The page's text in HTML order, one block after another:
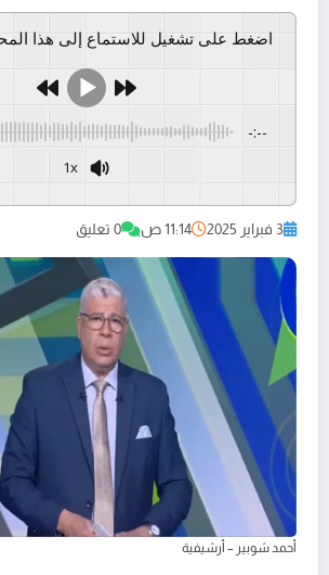
اضغط على تشغيل للاستماع إلى هذا
-:--
1x
Powered By
3 فبراير 2025 11:14 ص 0 تعليق
أحمد شوبير – أرشيفية